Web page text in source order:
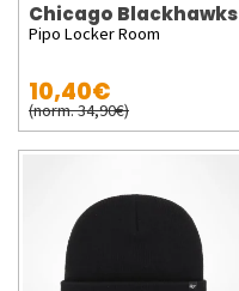
Chicago Blackhawks
Pipo Locker Room
10,40€
(norm. 34,90€)